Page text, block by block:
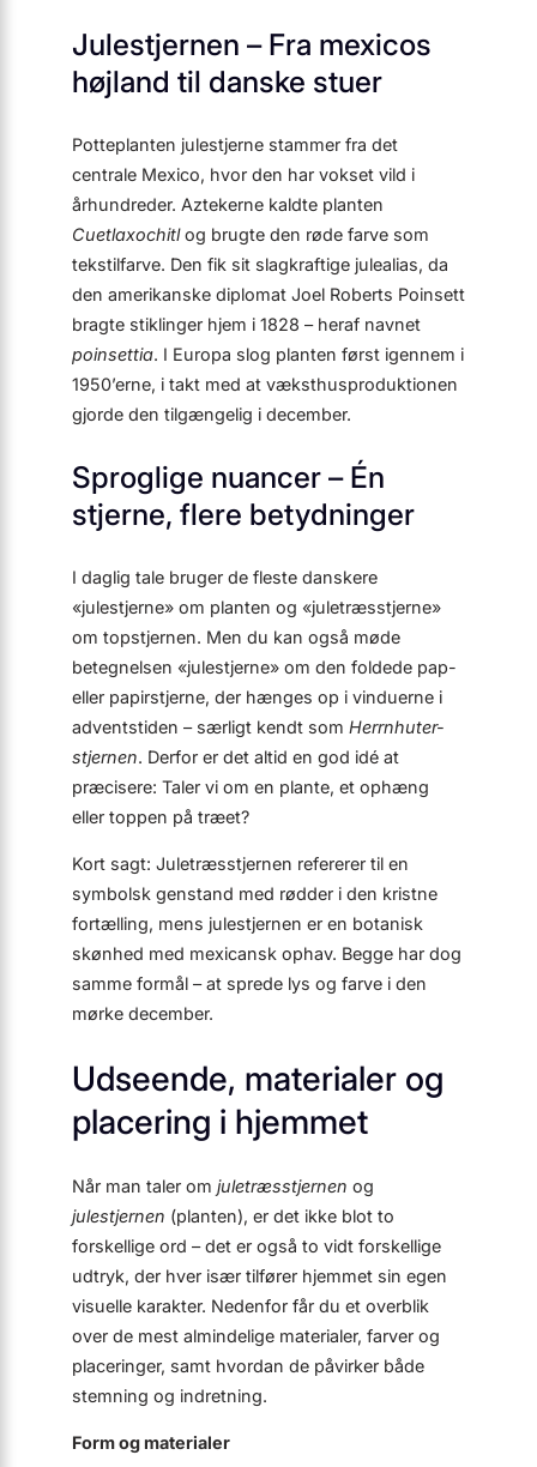
Julestjernen – Fra mexicos
højland til danske stuer
Potteplanten julestjerne stammer fra det
centrale Mexico, hvor den har vokset vild i
århundreder. Aztekerne kaldte planten
Cuetlaxochitlog brugte den røde farve som
tekstilfarve. Den fik sit slagkraftige julealias, da
den amerikanske diplomat Joel Roberts Poinsett
bragte stiklinger hjem i 1828 – heraf navnet
poinsettia. I Europa slog planten først igennem i
1950’erne, i takt med at vækst­hus­produktionen
gjorde den tilgængelig i december.
Sproglige nuancer – Én
stjerne, flere betydninger
I daglig tale bruger de fleste danskere
«julestjerne» om planten og «juletræsstjerne»
om topstjernen. Men du kan også møde
betegnelsen «julestjerne» om den foldede pap-
eller papir­stjerne, der hænges op i vinduerne i
adventstiden – særligt kendt som Herrnhuter-
stjernen. Derfor er det altid en god idé at
præcisere: Taler vi om en plante, et ophæng
eller toppen på træet?
Kort sagt: Juletræsstjernen refererer til en
symbolsk genstand med rødder i den kristne
fortælling, mens julestjernen er en botanisk
skønhed med mexicansk ophav. Begge har dog
samme formål – at sprede lys og farve i den
mørke december.
Udseende, materialer og
placering i hjemmet
Når man taler om juletræsstjernen og
julestjernen (planten), er det ikke blot to
forskellige ord – det er også to vidt forskellige
udtryk, der hver især tilfører hjemmet sin egen
visuelle karakter. Nedenfor får du et overblik
over de mest almindelige materialer, farver og
placeringer, samt hvordan de påvirker både
stemning og indretning.
Form og materialer